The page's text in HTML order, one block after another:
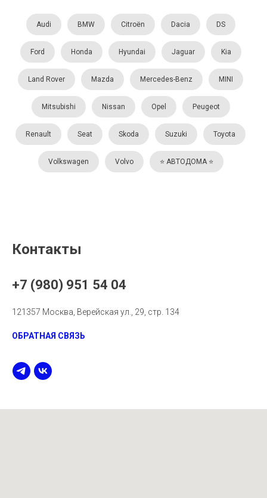
Audi BMW Citroën Dacia DS
Ford Honda Hyundai Jaguar Kia
Land Rover Mazda Mercedes-Benz MINI
Mitsubishi Nissan Opel Peugeot
Renault Seat Skoda Suzuki Toyota
Volkswagen Volvo ⭐️ АВТОДОМА ⭐️
Контакты
+7 (980) 951 54 04
121357 Москва, Верейская ул., 29, стр. 134
ОБРАТНАЯ СВЯЗЬ